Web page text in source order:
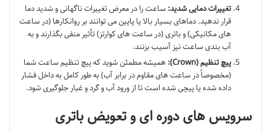
تغییرات دمایی شدید: ساعت را در معرض تغییرات ناگهانی و شدید دما
قرار ندهید. دماهای بسیار بالا یا پایین می توانند بر روانکارها (در ساعت
های مکانیکی) و باتری (در ساعت های کوارتز) تأثیر منفی بگذارند و به
آب بندی ساعت نیز آسیب بزنند.
پیچ تنظیم (Crown):
همیشه مطمئن شوید که پیچ تنظیم ساعت شما
(مخصوصاً در ساعت های مقاوم در برابر آب) به طور کامل به داخل فشار
داده شده یا پیچی شده است تا از ورود آب و گرد و غبار جلوگیری شود.
سرویس های دوره ای و تعویض باتری